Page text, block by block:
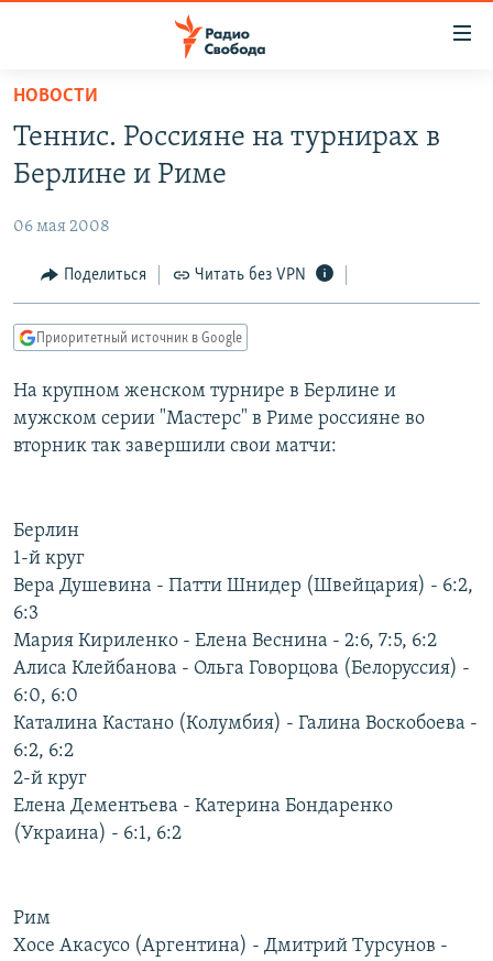
упрощенного
доступа
Вернуться
основному
Вернутся
главной
навигации
Вернутся
поиску
АВТОРСКИЕ ПРОЕКТЫ
ЦИТАТЫ СВОБОДЫ
МНЕНИЯ
IDEL.РЕАЛИИ
КАВКАЗ.РЕАЛИИ
СЕВЕР.РЕАЛИИ
ПОДПИШИТЕСЬ НА РАССЫЛКУ
СОЦИАЛЬНЫЕ СЕТИ
Все сайты РСЕ/РС
НОВОСТИ
Теннис. Россияне на турнирах в
Берлине и Риме
06 мая 2008
Поделиться Читать без VPN
Приоритетный источник в Google
На крупном женском турнире в Берлине и
мужском серии "Мастерс" в Риме россияне во
вторник так завершили свои матчи:
Берлин
1-й круг
Вера Душевина - Патти Шнидер (Швейцария) - 6:2,
6:3
Мария Кириленко - Елена Веснина - 2:6, 7:5, 6:2
Алиса Клейбанова - Ольга Говорцова (Белоруссия) -
6:0, 6:0
Каталина Кастано (Колумбия) - Галина Воскобоева -
6:2, 6:2
2-й круг
Елена Дементьева - Катерина Бондаренко
(Украина) - 6:1, 6:2
Рим
Хосе Акасусо (Аргентина) - Дмитрий Турсунов -